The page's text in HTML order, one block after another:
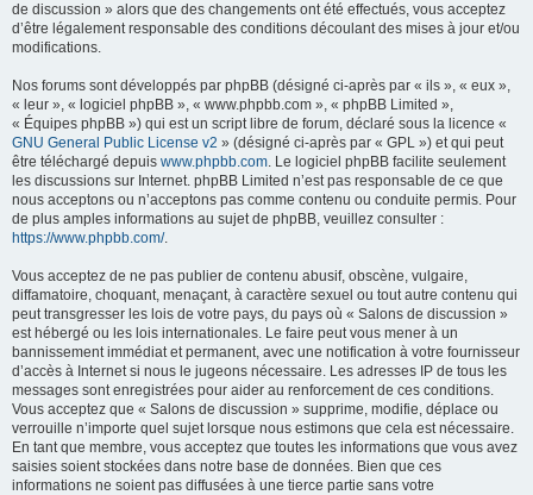
de discussion » alors que des changements ont été effectués, vous acceptez
d’être légalement responsable des conditions découlant des mises à jour et/ou
modifications.
Nos forums sont développés par phpBB (désigné ci-après par « ils », « eux »,
« leur », « logiciel phpBB », « www.phpbb.com », « phpBB Limited »,
« Équipes phpBB ») qui est un script libre de forum, déclaré sous la licence «
GNU General Public License v2 » (désigné ci-après par « GPL ») et qui peut
être téléchargé depuis www.phpbb.com. Le logiciel phpBB facilite seulement
les discussions sur Internet. phpBB Limited n’est pas responsable de ce que
nous acceptons ou n’acceptons pas comme contenu ou conduite permis. Pour
de plus amples informations au sujet de phpBB, veuillez consulter :
https://www.phpbb.com/.
Vous acceptez de ne pas publier de contenu abusif, obscène, vulgaire,
diffamatoire, choquant, menaçant, à caractère sexuel ou tout autre contenu qui
peut transgresser les lois de votre pays, du pays où « Salons de discussion »
est hébergé ou les lois internationales. Le faire peut vous mener à un
bannissement immédiat et permanent, avec une notification à votre fournisseur
d’accès à Internet si nous le jugeons nécessaire. Les adresses IP de tous les
messages sont enregistrées pour aider au renforcement de ces conditions.
Vous acceptez que « Salons de discussion » supprime, modifie, déplace ou
verrouille n’importe quel sujet lorsque nous estimons que cela est nécessaire.
En tant que membre, vous acceptez que toutes les informations que vous avez
saisies soient stockées dans notre base de données. Bien que ces
informations ne soient pas diffusées à une tierce partie sans votre